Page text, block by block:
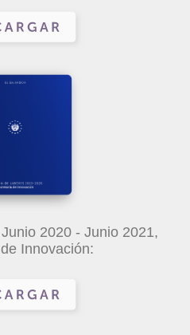
2020 - Junio 2021,
Innovación: